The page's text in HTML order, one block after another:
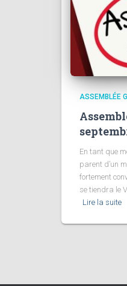
ASSEMBLÉE
En tant que
parent d’un
fortement
se tiendra le
Lire la suite